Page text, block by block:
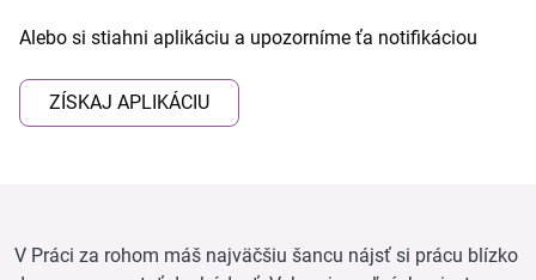
Alebo si stiahni aplikáciu a upozorníme ťa notifikáciou
ZÍSKAJ APLIKÁCIU
V Práci za rohom máš najväčšiu šancu nájsť si prácu blízko